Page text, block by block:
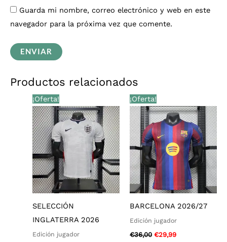
Guarda mi nombre, correo electrónico y web en este
navegador para la próxima vez que comente.
Productos relacionados
¡Oferta!
SELECCIÓN
INGLATERRA 2026
Edición jugador
El
precio
original
era:
€36,00.
precio
actual
es:
€29,99.
¡Oferta!
BARCELONA 2026/27
Edición jugador
€36,00
El
precio
original
era:
€36,00.
€29,99
precio
actual
es:
€29,99.